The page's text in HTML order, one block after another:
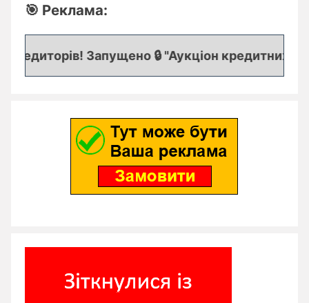
🎯 Реклама:
Запущено 🔒 "Аукціон кредитних